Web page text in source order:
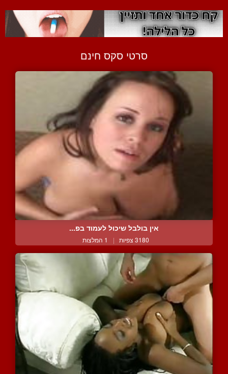
סרטי סקס חינם
אין בולבל שיכול לעמוד בפ...
3180 צפיות | 1 המלצות